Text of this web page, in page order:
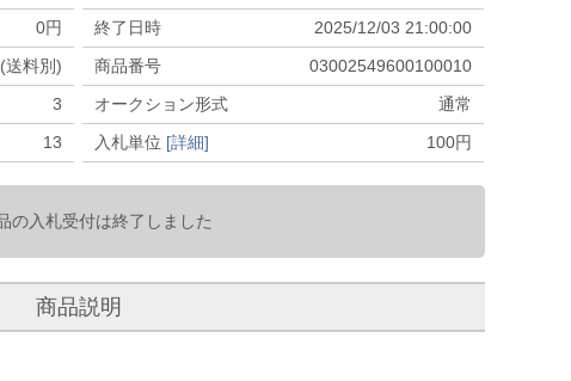
0円
送料別)
3
13
終了日時
2025/12/03 21:00:00
商品番号
03002549600100010
オークション形式
通常
入札単位 [詳細] 100円
の入札受付は終了しました
商品説明